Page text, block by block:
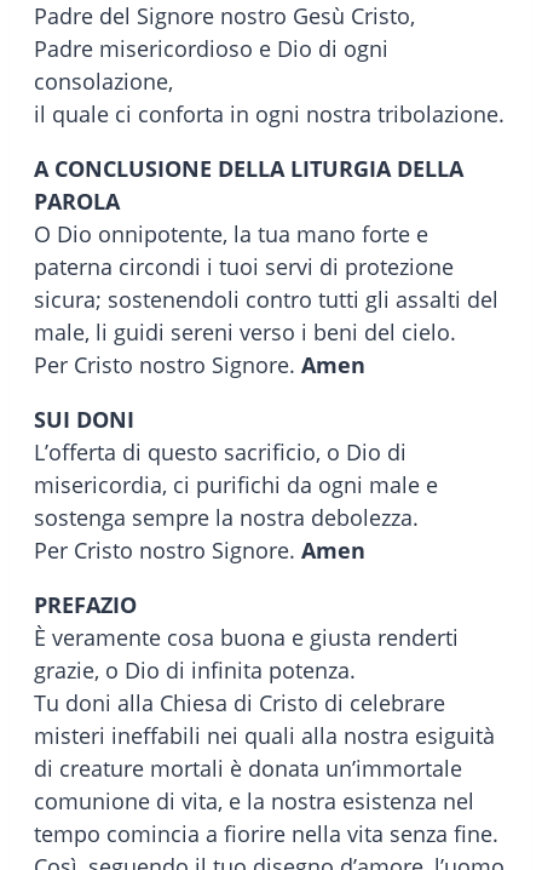
Padre del Signore nostro Gesù Cristo,
Padre misericordioso e Dio di ogni
consolazione,
il quale ci conforta in ogni nostra tribolazione.
A CONCLUSIONE DELLA LITURGIA DELLA
PAROLA
O Dio onnipotente, la tua mano forte e
paterna circondi i tuoi servi di protezione
sicura; sostenendoli contro tutti gli assalti del
male, li guidi sereni verso i beni del cielo.
Per Cristo nostro Signore. Amen
SUI DONI
L’offerta di questo sacrificio, o Dio di
misericordia, ci purifichi da ogni male e
sostenga sempre la nostra debolezza.
Per Cristo nostro Signore. Amen
PREFAZIO
È veramente cosa buona e giusta renderti
grazie, o Dio di infinita potenza.
Tu doni alla Chiesa di Cristo di celebrare
misteri ineffabili nei quali alla nostra esiguità
di creature mortali è donata un’immortale
comunione di vita, e la nostra esistenza nel
tempo comincia a fiorire nella vita senza fine.